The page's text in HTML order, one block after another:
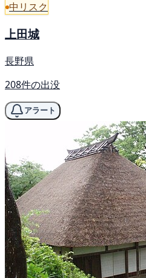
中リスク
上田城
長野県
208件の出没
アラート